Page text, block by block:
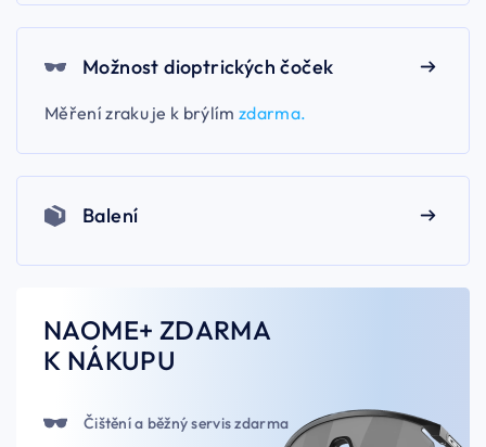
Možnost dioptrických čoček
Měření zraku je k brýlím zdarma.
Balení
NAOME+ ZDARMA
K NÁKUPU
Čištění a běžný servis zdarma